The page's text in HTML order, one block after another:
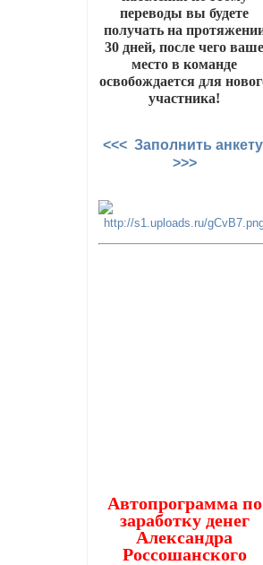
переводы вы будете
получать на
30 дней, после чего
место в команде
освобождается для
участника!
<<< Заполнить
>>>
Автопрограмма по
заработку денег
Александра
Россошанского